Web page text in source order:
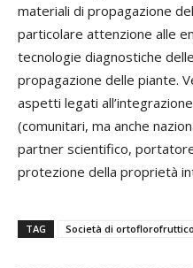
materiali di propagazione
particolare attenzione alle
tecnologie diagnostiche
propagazione delle piante.
aspetti legati
(comunitari, ma anche
partner scientifico,
protezione della proprietà
TAG Società di